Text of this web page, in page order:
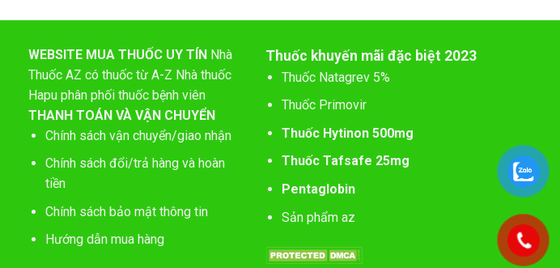
WEBSITE MUA THUỐC UY TÍN Nhà
Thuốc AZ có thuốc từ A-Z Nhà thuốc
Hapu phân phối thuốc bệnh viên
THANH TOÁN VÀ VẬN CHUYỂN
Chính sách vận chuyển/giao nhận
Chính sách đổi/trả hàng và hoàn
tiền
Chính sách bảo mật thông tin
Hướng dẫn mua hàng
Thuốc khuyến mãi đặc biệt 2023
Thuốc Natagrev 5%
Thuốc Primovir
Thuốc Hytinon 500mg
Thuốc Tafsafe 25mg
Pentaglobin
Sản phẩm az